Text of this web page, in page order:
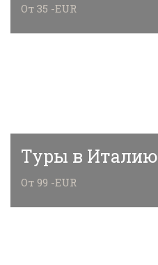
От 35 -EUR
Туры в Италию
От 99 -EUR